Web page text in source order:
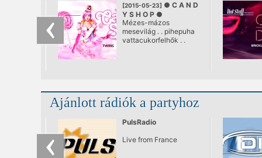
[2015-05-23] ● C A N D
Y S H O P ●
@ RIO Budapest
Mézes-mázos
mesevilág . . pihepuha
vattacukorfelhők . .
gyöngyöző
pezsgőkoktélok . . .
Ajánlott rádiók a partyhoz
PulsRadio
Live from France